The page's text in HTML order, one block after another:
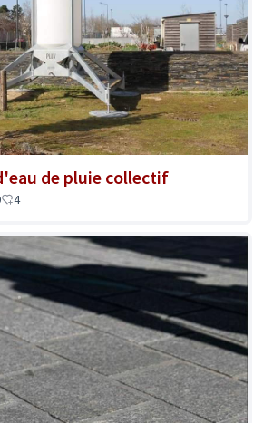
de pluie collectif
4